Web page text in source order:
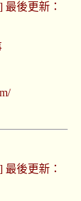
] 最後更新：
] 最後更新：